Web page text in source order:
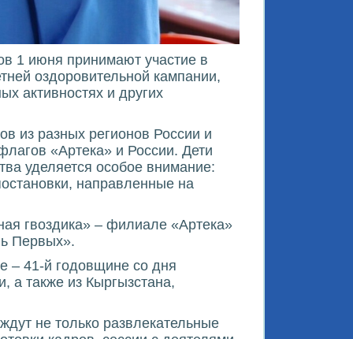
1 июня принимают участие в
оздоровительной кампании,
активностях и других
из разных регионов России и
«Артека» и России. Дети
уделяется особое внимание:
направленные на
гвоздика» – филиале «Артека»
Первых».
– 41-й годовщине со дня
а также из Кыргызстана,
не только развлекательные